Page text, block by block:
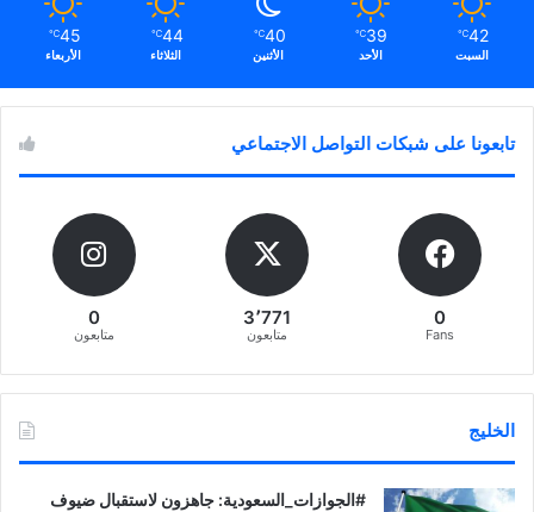
42
℃
السبت
39
℃
الأحد
40
℃
الأثنين
44
℃
الثلاثاء
45
℃
الأربعاء
تابعونا على شبكات التواصل الاجتماعي
0
Fans
3٬771
متابعون
0
متابعون
الخليج
‏‎#الجوازات_السعودية: جاهزون لاستقبال ضيوف